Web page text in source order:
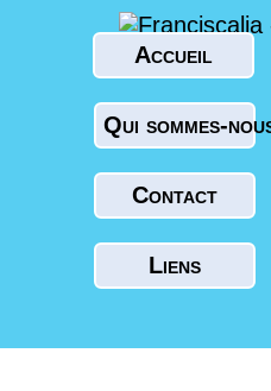
Accueil
Qui sommes-
Contact
Liens